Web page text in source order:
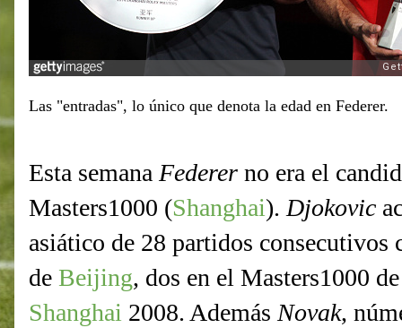
Las "entradas", lo único que denota la edad en Federer.
Esta semana Federer no era el
Masters1000 (Shanghai).Djokovic
asiático de 28 partidos
de Beijing, dos en el Masters1000
Shanghai 2008. AdemásNovak,